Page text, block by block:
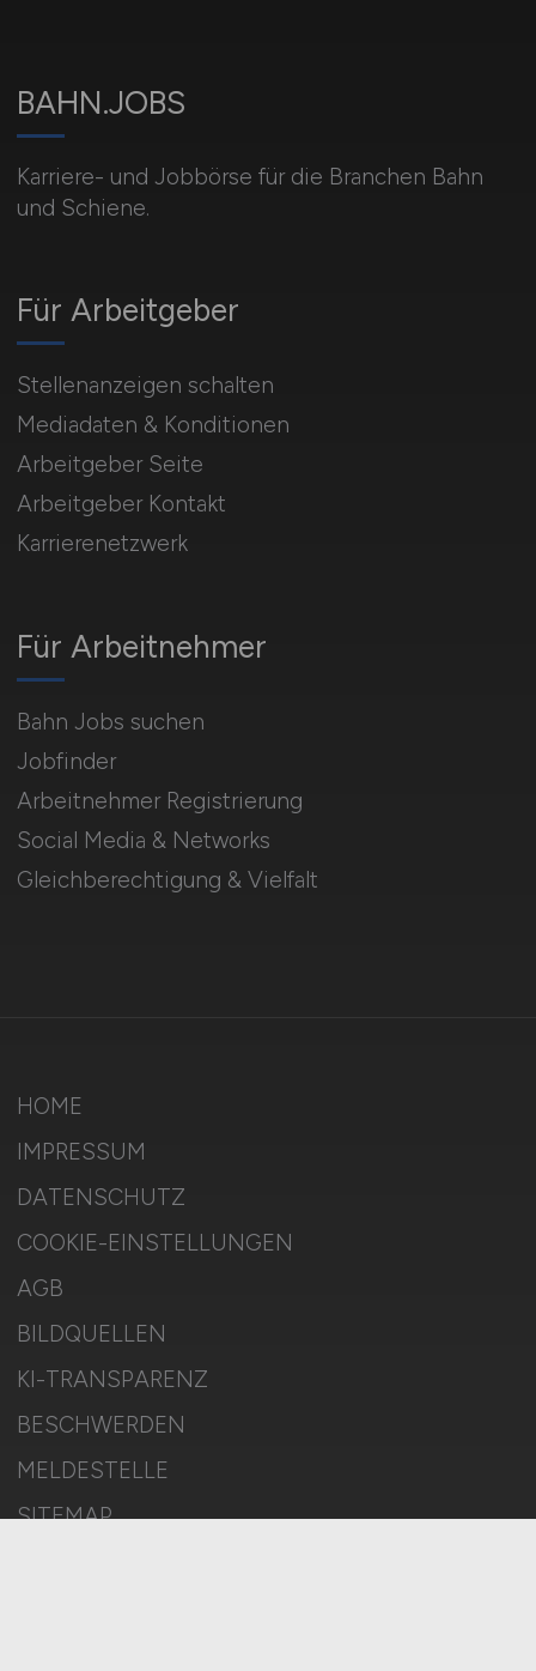
BAHN.JOBS
Karriere- und Jobbörse für die Branchen Bahn
und Schiene.
Für Arbeitnehmer
Bahn Jobs suchen
Jobfinder
Arbeitnehmer Registrierung
Social Media & Networks
Gleichberechtigung & Vielfalt
Für Arbeitgeber
Stellenanzeigen schalten
Mediadaten & Konditionen
Arbeitgeber Seite
Arbeitgeber Kontakt
Karrierenetzwerk
HOME
IMPRESSUM
DATENSCHUTZ
COOKIE-EINSTELLUNGEN
AGB
BILDQUELLEN
KI-TRANSPARENZ
BESCHWERDEN
MELDESTELLE
SITEMAP